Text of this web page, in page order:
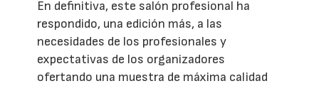
En definitiva, este salón profesional ha
respondido, una edición más, a las
necesidades de los profesionales y
expectativas de los organizadores
ofertando una muestra de máxima calidad